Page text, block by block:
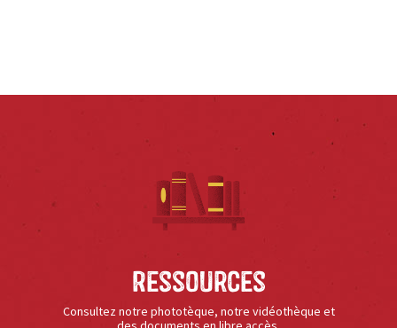
Ressources
Consultez notre phototèque, notre vidéothèque et